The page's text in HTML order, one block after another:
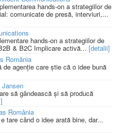
hands-on a strategiilor de
comunicate de presă, interviuri,...
hands-on a strategiilor de
& B2C Implicare activă... [detalii]
România
agenție care știe că o idee bună
Jansen
să gândească și să producă
România
tare când o idee arată bine, dar...